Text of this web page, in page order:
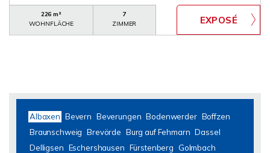
226 m²
WOHNFLÄCHE
7
ZIMMER
Albaxen Bevern Beverungen Bodenwerder Boffzen
Braunschweig Brevörde Burg auf Fehmarn Dassel
Delligsen Eschershausen Fürstenberg
Golmbach